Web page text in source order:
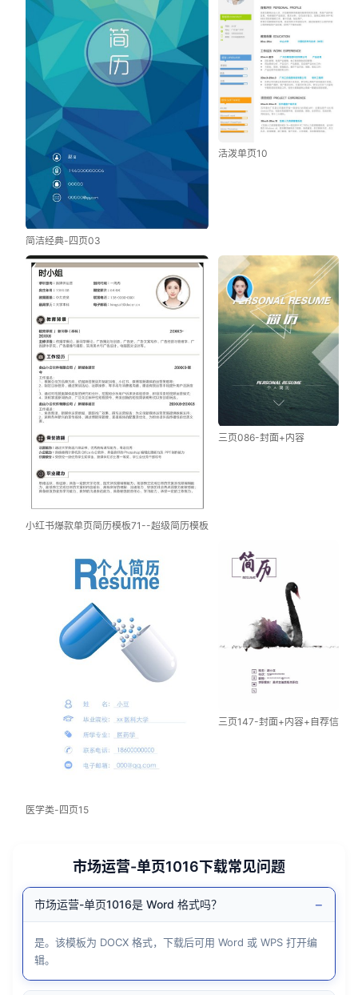
简洁经典-四页03
活泼单页10
小红书爆款单页简历模板71--超级简历模板
三页086-封面+内容
医学类-四页15
三页147-封面+内容+自荐信
市场运营-单页1016下载常见问题
市场运营-单页1016是 Word 格式吗？ −
是。该模板为 DOCX 格式，下载后可用 Word 或 WPS 打开编
辑。